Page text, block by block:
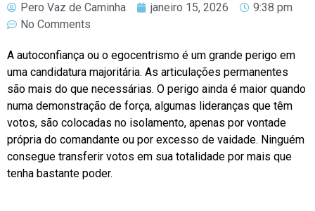
Pero Vaz de Caminha janeiro 15, 2026
9:38 pm
No Comments
A autoconfiança ou o egocentrismo é um grande perigo em
uma candidatura majoritária. As articulações permanentes
são mais do que necessárias. O perigo ainda é maior quando
numa demonstração de força, algumas lideranças que têm
votos, são colocadas no isolamento, apenas por vontade
própria do comandante ou por excesso de vaidade. Ninguém
consegue transferir votos em sua totalidade por mais que
tenha bastante poder.